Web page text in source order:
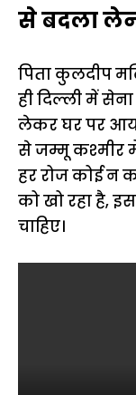
से बदला
पिता कुलदीप
ही दिल्ली में
लेकर घर पर
से जम्मू कश्मीर
हर रोज कोई न
को खो रहा है,
चाहिए।